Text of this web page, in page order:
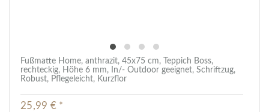
Fußmatte Home, anthrazit, 45x75 cm, Teppich Boss,
rechteckig, Höhe 6 mm, In/- Outdoor geeignet, Schriftzug,
Robust, Pflegeleicht, Kurzflor
25,99 € *